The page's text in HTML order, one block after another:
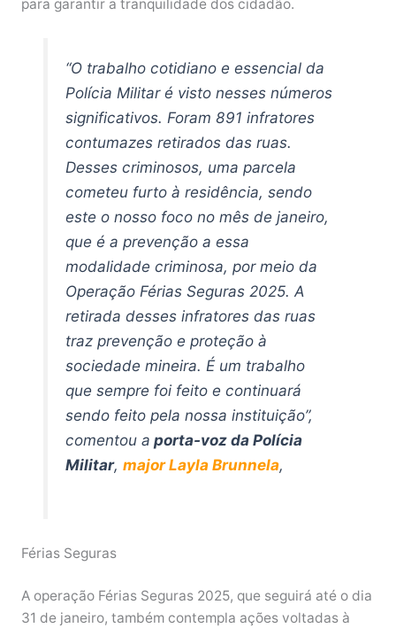
para garantir a tranquilidade dos cidadão.
“O trabalho cotidiano e essencial da
Polícia Militar é visto nesses números
significativos. Foram 891 infratores
contumazes retirados das ruas.
Desses criminosos, uma parcela
cometeu furto à residência, sendo
este o nosso foco no mês de janeiro,
que é a prevenção a essa
modalidade criminosa, por meio da
Operação Férias Seguras 2025. A
retirada desses infratores das ruas
traz prevenção e proteção à
sociedade mineira. É um trabalho
que sempre foi feito e continuará
sendo feito pela nossa instituição”,
comentou a porta-voz da Polícia
Militar,major Layla Brunnela,
Férias Seguras
A operação Férias Seguras 2025, que seguirá até o dia
31 de janeiro, também contempla ações voltadas à